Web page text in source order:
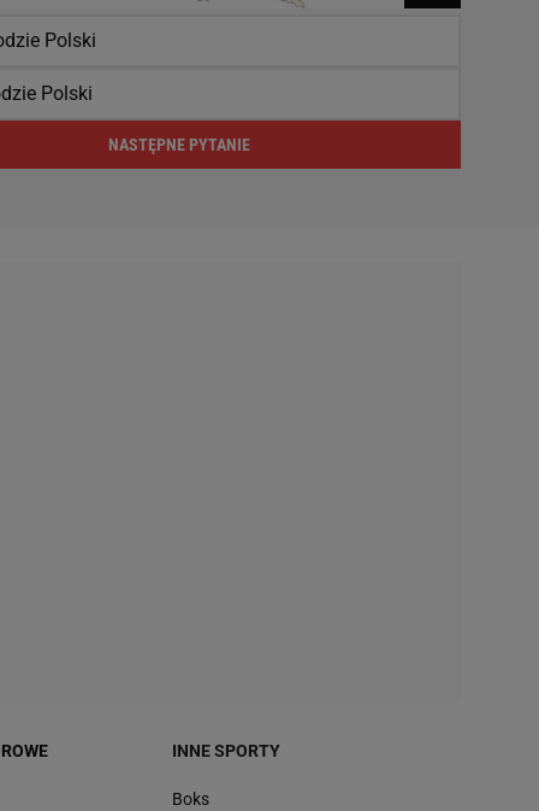
Polski
Polski
NASTĘPNE PYTANIE
INNE SPORTY
Boks